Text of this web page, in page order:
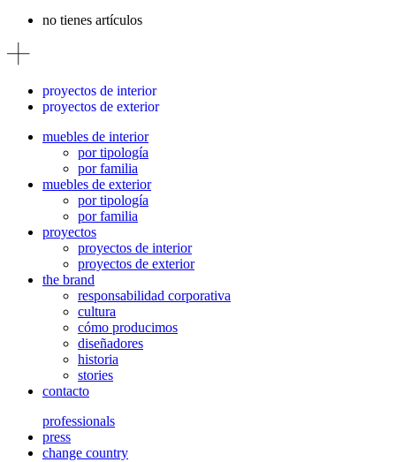
no tienes artículos
proyectos de interior
proyectos de exterior
muebles de interior
por tipología
por familia
muebles de exterior
por tipología
por familia
proyectos
proyectos de interior
proyectos de exterior
the brand
responsabilidad corporativa
cultura
cómo producimos
diseñadores
historia
stories
contacto
professionals
press
change country